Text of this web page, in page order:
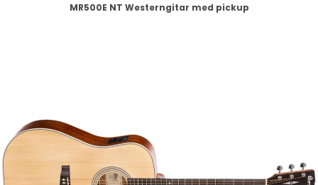
MR500E NT Westerngitar med pickup